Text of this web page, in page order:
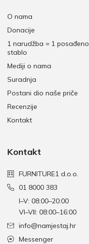
O nama
Donacije
1 narudžba = 1 posađeno
stablo
Mediji o nama
Suradnja
Postani dio naše priče
Recenzije
Kontakt
Kontakt
FURNITURE1 d.o.o.
01 8000 383
I–V: 08:00–20:00
VI–VII: 08:00–16:00
info@namjestaj.hr
Messenger